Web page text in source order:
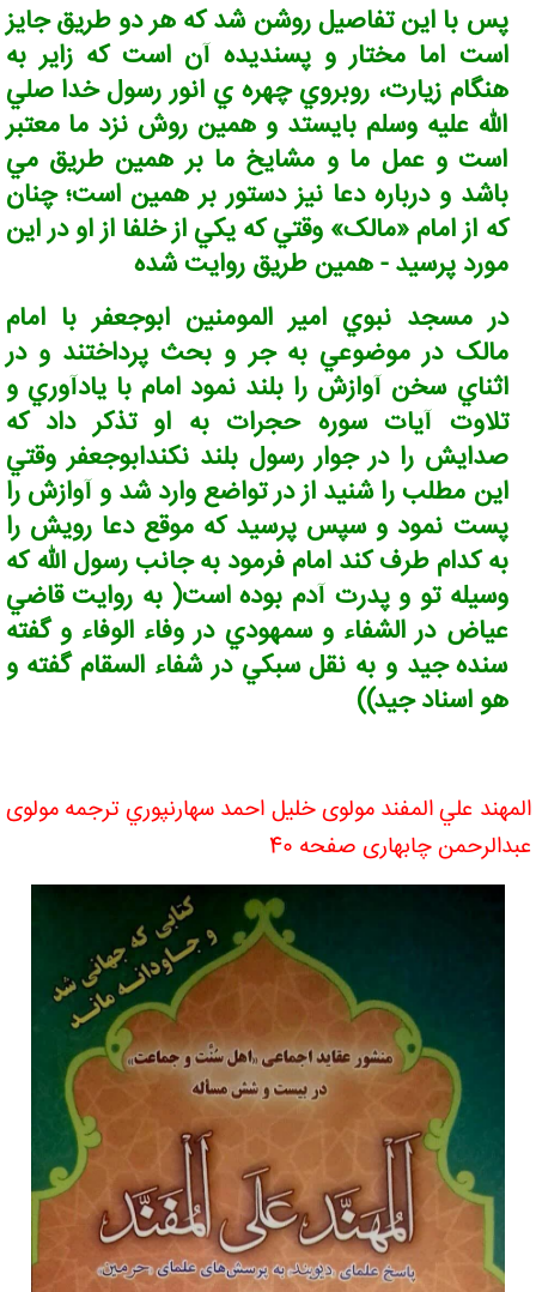
پس با اين تفاصيل روشن شد که هر دو طريق جايز
است اما مختار و پسنديده آن است که زاير به
هنگام زيارت، روبروي چهره ي انور رسول خدا صلي
الله عليه وسلم بايستد و همين روش نزد ما معتبر
است و عمل ما و مشايخ ما بر همين طريق مي
باشد و درباره دعا نيز دستور بر همين است؛ چنان
که از امام «مالک» وقتي که يکي از خلفا از او در اين
مورد پرسيد - همين طريق روايت شده
در مسجد نبوي امير المومنين ابوجعفر با امام
مالک در موضوعي به جر و بحث پرداختند و در
اثناي سخن آوازش را بلند نمود امام با يادآوري و
تلاوت آيات سوره حجرات به او تذکر داد که
صدايش را در جوار رسول بلند نکندابوجعفر وقتي
اين مطلب را شنيد از در تواضع وارد شد و آوازش را
پست نمود و سپس پرسيد که موقع دعا رويش را
به کدام طرف کند امام فرمود به جانب رسول الله که
وسيله تو و پدرت آدم بوده است( به روايت قاضي
عياض در الشفاء و سمهودي در وفاء الوفاء و گفته
سنده جيد و به نقل سبکي در شفاء السقام گفته و
هو اسناد جيد))
المهند علي المفند مولوی خليل احمد سهارنپوري ترجمه مولوی
عبدالرحمن چابهاری صفحه 40